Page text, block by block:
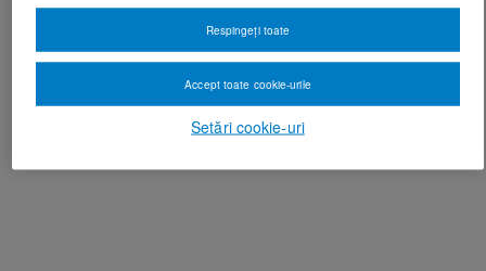
Setări cookie-uri
Respingeți toate
Accept toate cookie-urile